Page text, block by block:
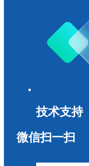
技术支持
微信扫一扫